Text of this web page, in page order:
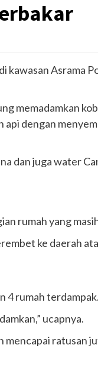
kawasan Asrama
memadamkan
api dengan
dan juga water
rumah yang
ke daerah
4 rumah terdampak.
ucapnya.
mencapai ratusan